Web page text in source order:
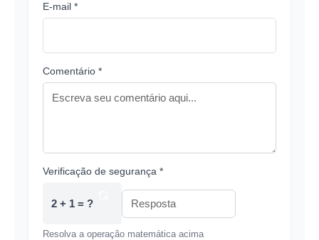
E-mail *
Comentário *
Verificação de segurança *
2 + 1 = ?
Resolva a operação matemática acima